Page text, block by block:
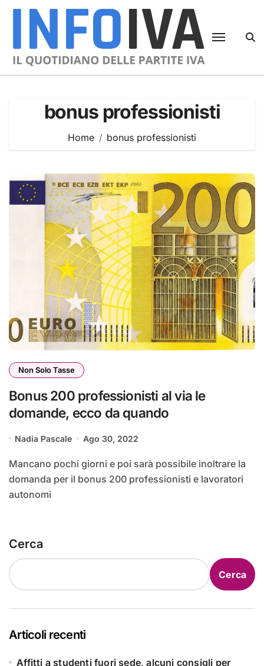
Skip
bonus professionisti
Home bonus professionisti
Non Solo Tasse
Bonus 200 professionisti al via le
domande, ecco da quando
Nadia Pascale Ago 30, 2022
Mancano pochi giorni e poi sarà possibile inoltrare la
domanda per il bonus 200 professionisti e lavoratori
autonomi
Cerca
Cerca
Articoli recenti
Affitti a studenti fuori sede, alcuni consigli per